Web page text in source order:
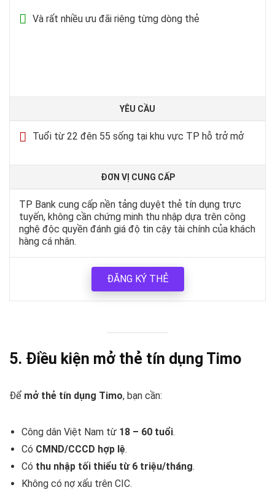
Và rất nhiều ưu đãi riêng từng dòng thẻ
YÊU CẦU
Tuổi từ 22 đên 55 sống tại khu vực TP hỗ trở mở
ĐƠN VỊ CUNG CẤP
TP Bank cung cấp nền tảng duyệt thẻ tín dụng trực
tuyến, không cần chứng minh thu nhập dựa trên công
nghệ độc quyền đánh giá độ tin cậy tài chính của khách
hàng cá nhân.
ĐĂNG KÝ THẺ
5. Điều kiện mở thẻ tín dụng Timo
Để mở thẻ tín dụng Timo, bạn cần:
Công dân Việt Nam từ 18 – 60 tuổi.
Có CMND/CCCD hợp lệ.
Có thu nhập tối thiểu từ 6 triệu/tháng.
Không có nợ xấu trên CIC.